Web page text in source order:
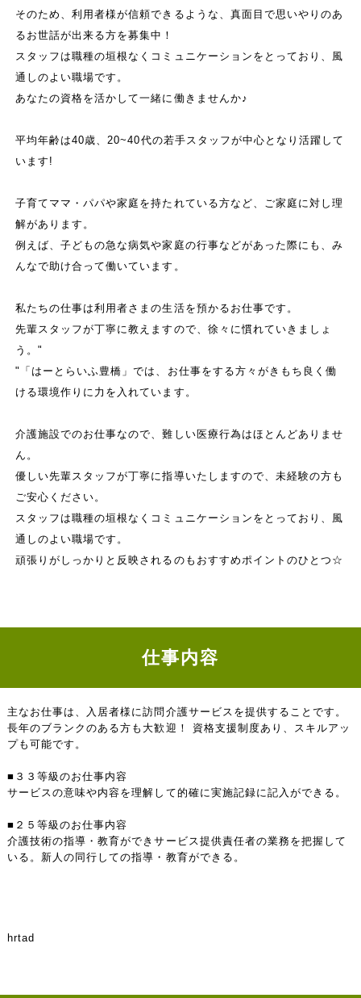
そのため、利用者様が信頼できるような、真面目で思いやりのあ
るお世話が出来る方を募集中！
スタッフは職種の垣根なくコミュニケーションをとっており、風
通しのよい職場です。
あなたの資格を活かして一緒に働きませんか♪
平均年齢は40歳、20~40代の若手スタッフが中心となり活躍して
います!
子育てママ・パパや家庭を持たれている方など、ご家庭に対し理
解があります。
例えば、子どもの急な病気や家庭の行事などがあった際にも、み
んなで助け合って働いています。
私たちの仕事は利用者さまの生活を預かるお仕事です。
先輩スタッフが丁寧に教えますので、徐々に慣れていきましょ
う。"
"「はーとらいふ豊橋」では、お仕事をする方々がきもち良く働
ける環境作りに力を入れています。
介護施設でのお仕事なので、難しい医療行為はほとんどありませ
ん。
優しい先輩スタッフが丁寧に指導いたしますので、未経験の方も
ご安心ください。
スタッフは職種の垣根なくコミュニケーションをとっており、風
通しのよい職場です。
頑張りがしっかりと反映されるのもおすすめポイントのひとつ☆
仕事内容
主なお仕事は、入居者様に訪問介護サービスを提供することです。
長年のブランクのある方も大歓迎！ 資格支援制度あり、スキルアッ
プも可能です。
■３３等級のお仕事内容
サービスの意味や内容を理解して的確に実施記録に記入ができる。
■２５等級のお仕事内容
介護技術の指導・教育ができサービス提供責任者の業務を把握して
いる。新人の同行しての指導・教育ができる。
hrtad